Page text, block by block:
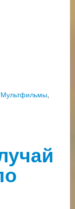
Мультфильмы,